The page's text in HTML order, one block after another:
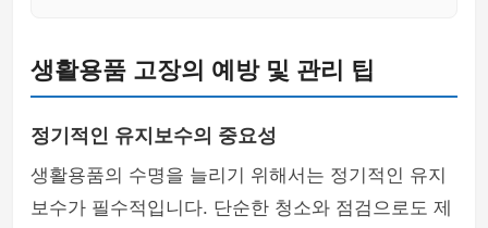
생활용품 고장의 예방 및 관리 팁
정기적인 유지보수의 중요성
생활용품의 수명을 늘리기 위해서는 정기적인 유지
보수가 필수적입니다. 단순한 청소와 점검으로도 제